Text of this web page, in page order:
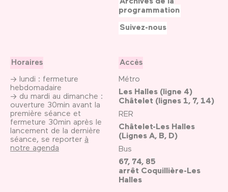
Horaires
→ lundi : fermeture
hebdomadaire
→ du mardi au dimanche :
ouverture 30min avant la
première séance et
fermeture 30min après le
lancement de la dernière
séance, se reporter à
notre agenda
Accès
Métro
Les Halles (ligne 4)
Châtelet (lignes 1, 7, 14)
RER
Châtelet-Les Halles
(Lignes A, B, D)
Bus
67, 74, 85
arrêt Coquillière-Les
Halles
programmation
Suivez-nous